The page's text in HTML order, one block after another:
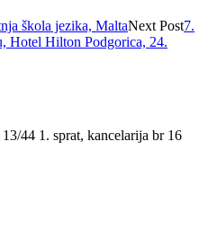
škola jezika, MaltaNext Post7.
Hotel Hilton Podgorica, 24.
44 1. sprat, kancelarija br 16